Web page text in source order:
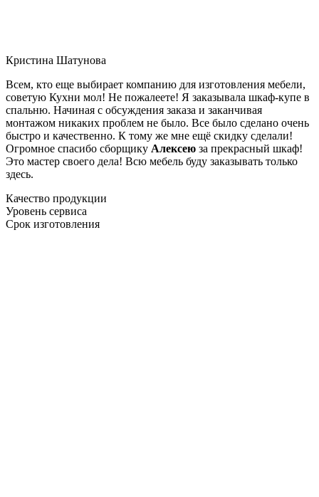
Кристина Шатунова
Всем, кто еще выбирает компанию для изготовления мебели,
советую Кухни мол! Не пожалеете! Я заказывала шкаф-купе в
спальню. Начиная с обсуждения заказа и заканчивая
монтажом никаких проблем не было. Все было сделано очень
быстро и качественно. К тому же мне ещё скидку сделали!
Огромное спасибо сборщику Алексею за прекрасный шкаф!
Это мастер своего дела! Всю мебель буду заказывать только
здесь.
Качество продукции
Уровень сервиса
Срок изготовления